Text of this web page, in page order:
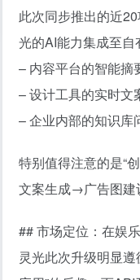
此次同步推出的近
光的AI能力集成至自
– 内容平台的智能摘
– 设计工具的实时文
– 企业内部的知识库
特别值得注意的是“
文案生成→广告图建
## 市场定位：在娱
灵光此次升级明显